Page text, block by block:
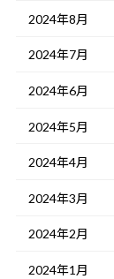
2024年8月
2024年7月
2024年6月
2024年5月
2024年4月
2024年3月
2024年2月
2024年1月